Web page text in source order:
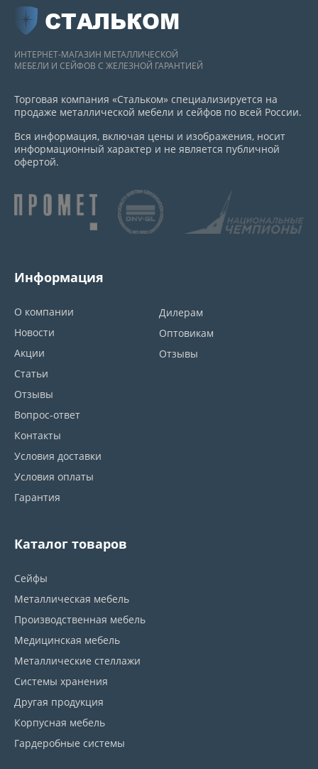
СТАЛЬКОМ
ИНТЕРНЕТ-МАГАЗИН МЕТАЛЛИЧЕСКОЙ
МЕБЕЛИ И СЕЙФОВ С ЖЕЛЕЗНОЙ ГАРАНТИЕЙ
Торговая компания «Стальком» специализируется на
продаже металлической мебели и сейфов по всей России.
Вся информация, включая цены и изображения, носит
информационный характер и не является публичной
офертой.
Информация
О компании
Новости
Акции
Статьи
Отзывы
Вопрос-ответ
Контакты
Условия доставки
Условия оплаты
Гарантия
Дилерам
Оптовикам
Отзывы
Каталог товаров
Сейфы
Металлическая мебель
Производственная мебель
Медицинская мебель
Металлические стеллажи
Системы хранения
Другая продукция
Корпусная мебель
Гардеробные системы